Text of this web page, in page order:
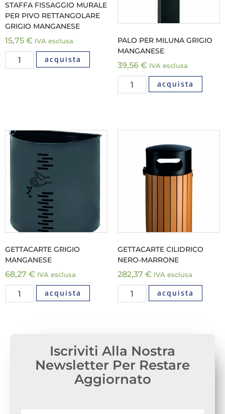
STAFFA FISSAGGIO MURALE
PER PIVO RETTANGOLARE
GRIGIO MANGANESE
15,75 € IVA esclusa
acquista
PALO PER MILUNA GRIGIO
MANGANESE
39,56 € IVA esclusa
acquista
GETTACARTE GRIGIO
MANGANESE
68,27 € IVA esclusa
acquista
GETTACARTE CILIDRICO
NERO-MARRONE
282,37 € IVA esclusa
acquista
Iscriviti Alla Nostra
Newsletter Per Restare
Aggiornato